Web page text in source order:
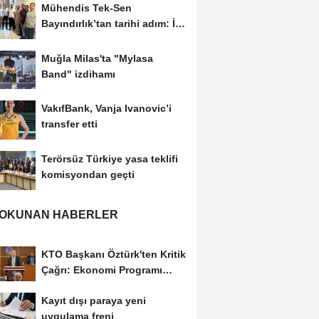
Mühendis Tek-Sen
Bayındırlık’tan tarihi adım: İlk
Muğla Milas'ta "Mylasa
Band" izdihamı
VakıfBank, Vanja Ivanovic’i
transfer etti
Terörsüz Türkiye yasa teklifi
komisyondan geçti
HABERLER
KTO Başkanı Öztürk'ten Kritik
Çağrı: Ekonomi Programı
Kayıt dışı paraya yeni
uygulama freni